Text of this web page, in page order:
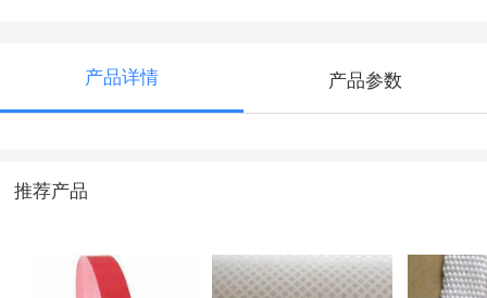
产品详情 产品参数
推荐产品